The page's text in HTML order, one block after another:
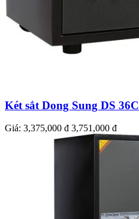
Két sắt Dong Sung DS 36C
Giá: 3,375,000 đ 3,751,000 đ